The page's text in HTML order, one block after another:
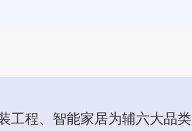
工程、智能家居为辅六大品类